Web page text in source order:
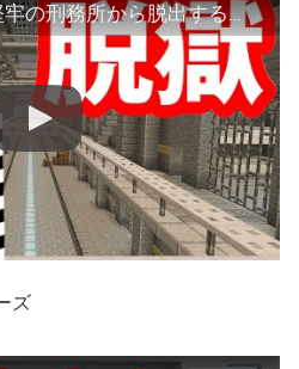
【マインクラフト】堅牢の刑務所から脱出する【１日目】
ズ